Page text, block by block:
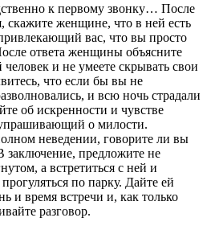
к первому звонку… После
скажите женщине, что в ней есть
вас, что вы просто
ответа женщины объясните
и не умеете скрывать свои
что если бы вы не
и всю ночь страдали
об искренности и чувстве
о милости.
неведении, говорите ли вы
заключение, предложите не
а встретиться с ней и
по парку. Дайте ей
и время встречи и, как только
разговор.